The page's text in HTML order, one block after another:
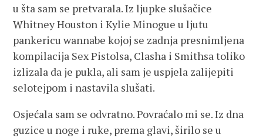
u šta sam se pretvarala. Iz ljupke slušačice
Whitney Houston i Kylie Minogue u ljutu
pankericu wannabe kojoj se zadnja presnimljena
kompilacija Sex Pistolsa, Clasha i Smithsa toliko
izlizala da je pukla, ali sam je uspjela zalijepiti
selotejpom i nastavila slušati.
Osjećala sam se odvratno. Povraćalo mi se. Iz dna
guzice u noge i ruke, prema glavi, širilo se u